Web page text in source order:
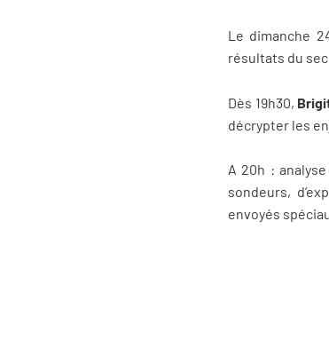
Le dimanche
résultats du
Dès 19h30,
décrypter les
A 20h :
sondeurs,
envoyés